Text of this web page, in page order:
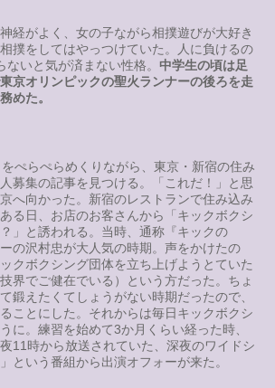
経がよく、女の子ながら相撲遊びが大好き
撲をしてはやっつけていた。人に負けるの
ないと気が済まない性格。中学生の頃は足
京オリンピックの聖火ランナーの後ろを走
めた。
ぺらぺらめくりながら、東京・新宿の住み
募集の記事を見つける。「これだ！」と思
へ向かった。新宿のレストランで住み込み
る日、お店のお客さんから「キックボクシ
」と誘われる。当時、通称『キックの
の沢村忠が大人気の時期。声をかけたの
クボクシング団体を立ち上げようとていた
界でご健在でいる）という方だった。ちょ
鍛えたくてしょうがない時期だったので、
ことにした。それからは毎日キックボクシ
に。練習を始めて3か月くらい経った時、
11時から放送されていた、深夜のワイドシ
という番組から出演オフォーが来た。